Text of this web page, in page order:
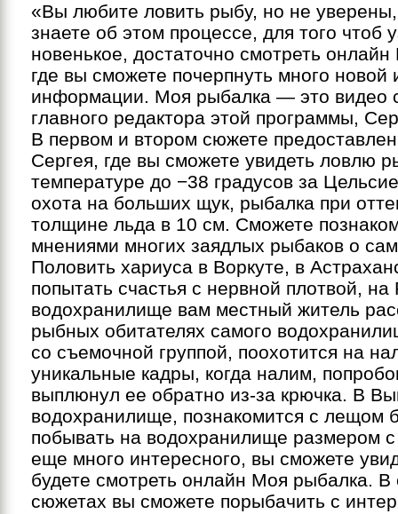
«Вы любите ловить рыбу, но не уверены,
знаете об этом процессе, для того чтоб
новенькое, достаточно смотреть
где вы сможете почерпнуть много новой
информации. Моя рыбалка — это видео
главного редактора этой программы,
В первом и втором сюжете
Сергея, где вы сможете увидеть ловлю
температуре до −38 градусов за
охота на больших щук, рыбалка при
толщине льда в 10 см. Сможете
мнениями многих заядлых рыбаков о
Половить хариуса в Воркуте, в
попытать счастья с нервной плотвой,
водохранилище вам местный житель
рыбных обитателях самого
со съемочной группой, поохотится на
уникальные кадры, когда налим,
выплюнул ее обратно из-за крючка. В
водохранилище, познакомится с лещом
побывать на водохранилище размером
еще много интересного, вы сможете
будете смотреть онлайн Моя рыбалка.
сюжетах вы сможете порыбачить с